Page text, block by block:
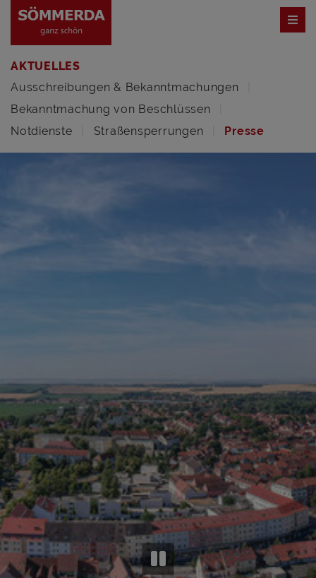
AKTUELLES
Ausschreibungen & Bekanntmachungen
Bekanntmachung von Beschlüssen
Notdienste
Straßensperrungen Presse